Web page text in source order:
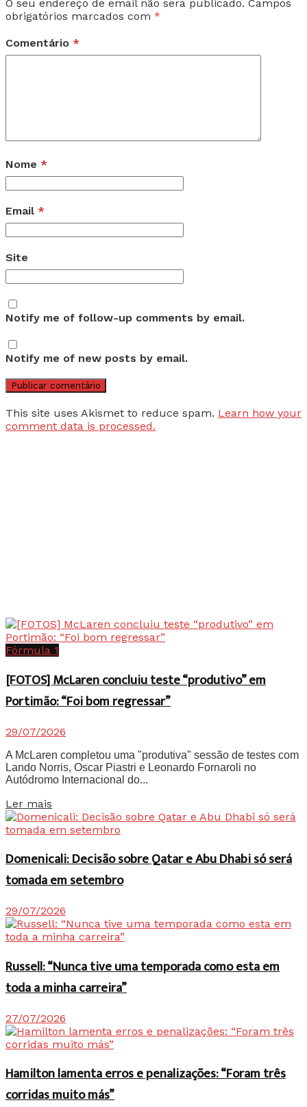
O seu endereço de email não será publicado. Campos
obrigatórios marcados com *
Comentário *
Nome *
Email *
Site
Notify me of follow-up comments by email.
Notify me of new posts by email.
This site uses Akismet to reduce spam. Learn how your
comment data is processed.
Fórmula 1
[FOTOS] McLaren concluiu teste “produtivo” em
Portimão: “Foi bom regressar”
29/07/2026
A McLaren completou uma "produtiva" sessão de testes com
Lando Norris, Oscar Piastri e Leonardo Fornaroli no
Autódromo Internacional do...
Ler mais
Domenicali: Decisão sobre Qatar e Abu Dhabi só será
tomada em setembro
29/07/2026
Russell: “Nunca tive uma temporada como esta em
toda a minha carreira”
27/07/2026
Hamilton lamenta erros e penalizações: “Foram três
corridas muito más”